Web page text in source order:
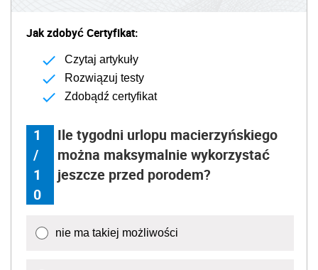
Jak zdobyć Certyfikat:
Czytaj artykuły
Rozwiązuj testy
Zdobądź certyfikat
1
/
1
0
Ile tygodni urlopu macierzyńskiego
można maksymalnie wykorzystać
jeszcze przed porodem?
nie ma takiej możliwości